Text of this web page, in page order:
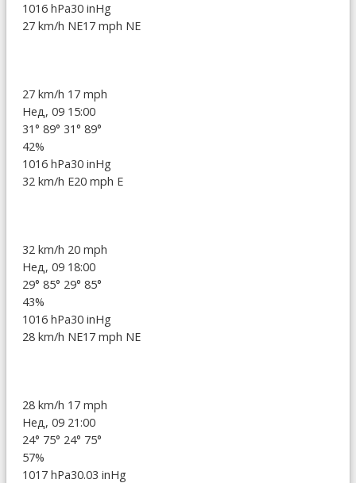
1016 hPa30 inHg
27 km/h NE17 mph NE
27 km/h 17 mph
Нед, 09 15:00
31° 89° 31° 89°
42%
1016 hPa30 inHg
32 km/h E20 mph E
32 km/h 20 mph
Нед, 09 18:00
29° 85° 29° 85°
43%
1016 hPa30 inHg
28 km/h NE17 mph NE
28 km/h 17 mph
Нед, 09 21:00
24° 75° 24° 75°
57%
1017 hPa30.03 inHg